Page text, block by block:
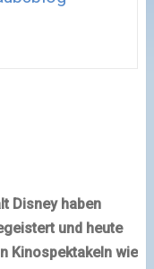
Disneyhaben
und heute
Kinospektakeln wie